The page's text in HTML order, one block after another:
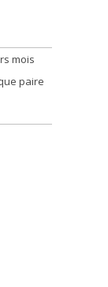
mois
paire